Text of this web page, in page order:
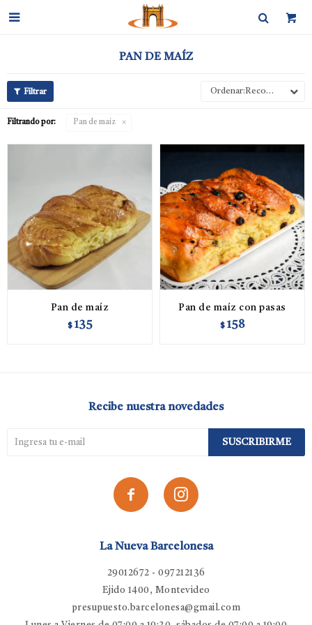

PAN DE MAÍZ
Recomendados
Filtrando por: Pan de maíz
Pan de maíz
$ 135
Pan de maíz con pasas
$ 158
La Nueva Barcelonesa
29012672 - 097212136
Ejido 1400, Montevideo
presupuesto.barcelonesa@gmail.com
Recibe nuestra novedades
SUSCRIBIRME
 